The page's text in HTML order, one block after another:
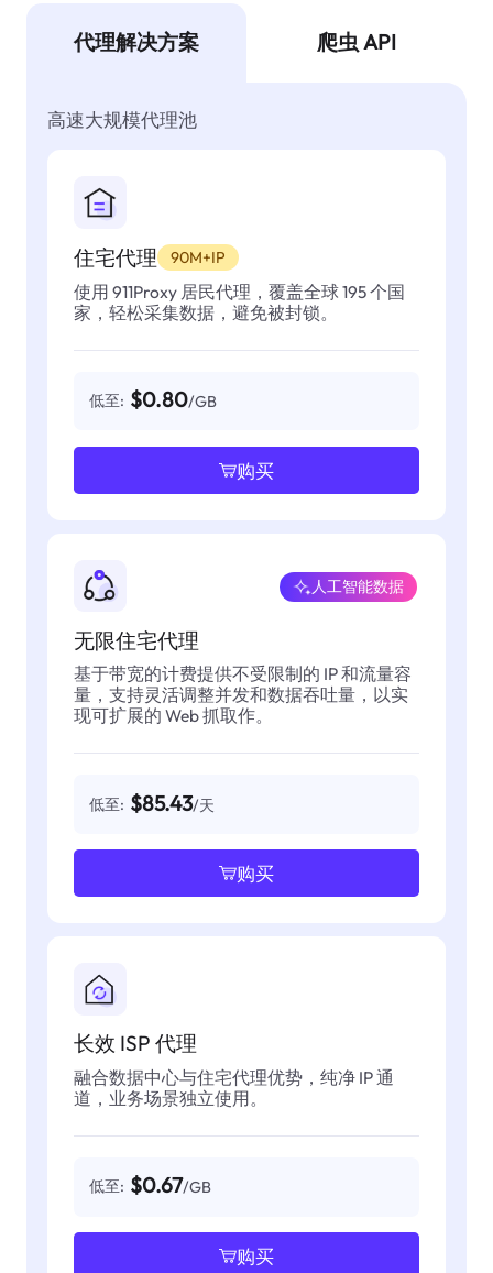
代理解决方案 爬虫 API
高速大规模代理池
住宅代理 90M+IP
使用 911Proxy 居民代理，覆盖全球 195 个国
家，轻松采集数据，避免被封锁。
低至: $0.80/GB
购买
无限住宅代理
人工智能数据
基于带宽的计费提供不受限制的 IP 和流量容
量，支持灵活调整并发和数据吞吐量，以实
现可扩展的 Web 抓取作。
低至: $85.43/天
购买
长效 ISP 代理
融合数据中心与住宅代理优势，纯净 IP 通
道，业务场景独立使用。
低至: $0.67/GB
购买